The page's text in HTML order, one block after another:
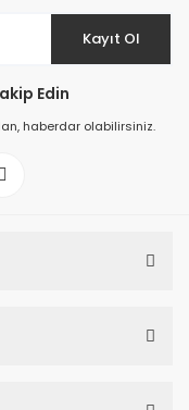
Kayıt Ol
Edin
haberdar olabilirsiniz.